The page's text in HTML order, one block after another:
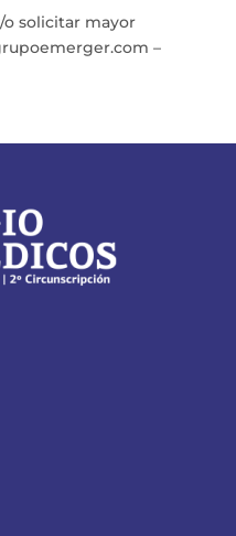
o solicitar mayor
–